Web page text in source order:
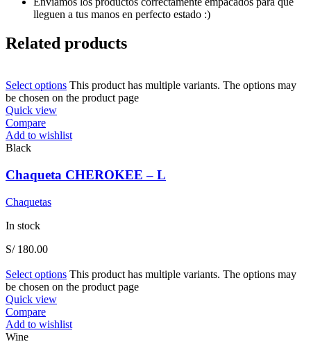
lleguen a tus manos en perfecto estado :)
Related products
Select options This product has multiple variants. The options may
be chosen on the product page
Quick view
Compare
Add to wishlist
Black
Chaqueta CHEROKEE – L
Chaquetas
In stock
S/180.00
Select options This product has multiple variants. The options may
be chosen on the product page
Quick view
Compare
Add to wishlist
Wine